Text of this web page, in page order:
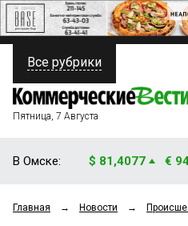
ПОЛИТИКА
ФИНАНСЫ
ОБЩЕСТВО
Все рубрики
Пятница, 7 Августа
В Омске: $ 81,4077 €
Главная → Новости →